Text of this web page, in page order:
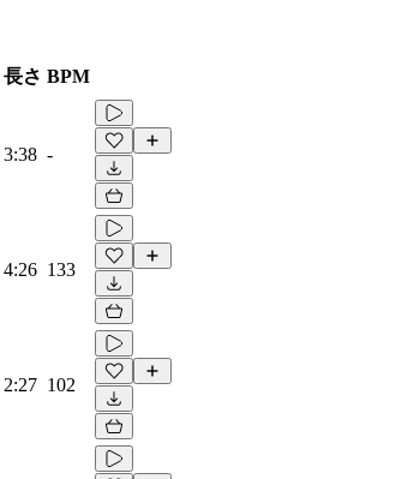
長さ BPM
3:38 -
4:26 133
2:27 102